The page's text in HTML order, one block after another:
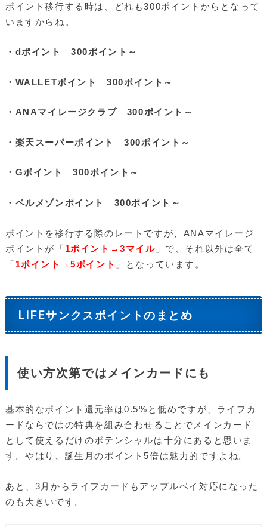
ポイント移行する時は、どれも300ポイントからとなって
いますからね。
・dポイント 300ポイント～
・WALLETポイント 300ポイント～
・ANAマイレージクラブ 300ポイント～
・楽天スーパーポイント 300ポイント～
・Gポイント 300ポイント～
・ベルメゾンポイント 300ポイント～
ポイントを移行する際のレートですが、ANAマイレージ
ポイントが「 1ポイント→3マイル 」で、それ以外は全て
「 1ポイント→5ポイント 」となっています。
LIFEサンクスポイントのまとめ
使い方次第ではメインカードにも
基本的なポイント還元率は0.5%と低めですが、ライフカ
ードならではの特典を組み合わせることでメインカード
として使えるだけのポテンシャルは十分にあると思いま
す。やはり、誕生月のポイント5倍は魅力的ですよね。
あと、3月からライフカードもアップルペイ対応になった
のも大きいです。